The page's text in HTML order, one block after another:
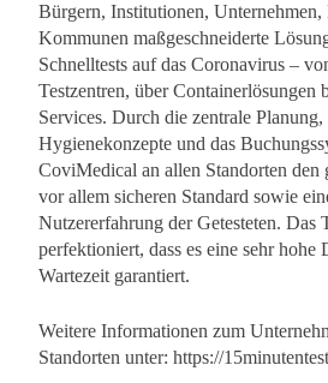
Bürgern, Institutionen,
Kommunen maßgeschneiderte
Schnelltests auf das Coronavirus –
Testzentren, über Containerlösungen
Services. Durch die zentrale
Hygienekonzepte und das
CoviMedical an allen Standorten den
vor allem sicheren Standard sowie
Nutzererfahrung der Getesteten. Das
perfektioniert, dass es eine sehr hohe
Wartezeit garantiert.
Weitere Informationen zum
Standorten unter: https://